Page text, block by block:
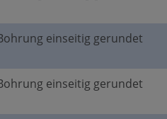
einseitig gerundet
einseitig gerundet